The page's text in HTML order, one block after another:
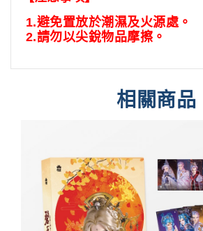
1.避免置放於潮濕及火源處。
2.請勿以尖銳物品摩擦。
相關商品